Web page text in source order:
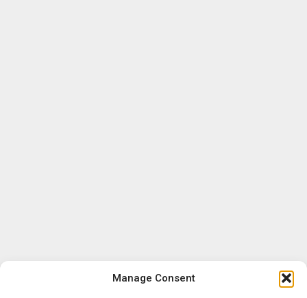
Manage Consent